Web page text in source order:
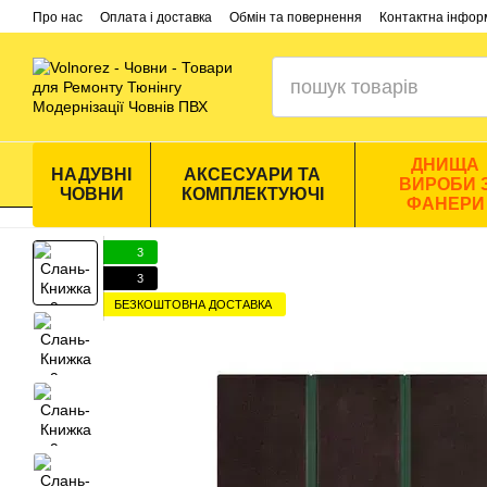
Перейти до основного контенту
Про нас Оплата і доставка Обмін та повернення Контактна
НАДУВНІ
ЧОВНИ
АКСЕСУАРИ ТА
КОМПЛЕКТУЮЧІ
ДНИЩА
ВИРОБИ
ФАНЕРИ
3
3
БЕЗКОШТОВНА ДОСТАВКА